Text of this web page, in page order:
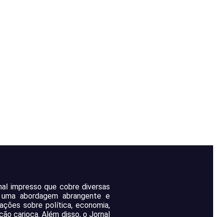
impresso que cobre diversas
abordagem abrangente e
sobre política, economia,
carioca. Além disso, o Jornal